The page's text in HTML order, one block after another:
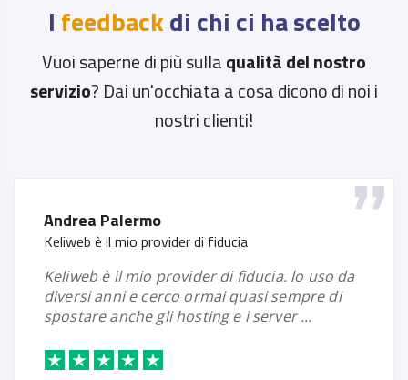
I feedbackdi chi ci ha scelto
Vuoi saperne di più sullaqualità del nostro
servizio? Dai un'occhiata a cosa dicono di noi i
nostri clienti!
Valentina De Federici
FANTASTICIIIII
fantasticiiiii un grazie a tutto lo staff di
assistenza tecnica di keliweb non saprei
come ringraziarli di avermi risolto un